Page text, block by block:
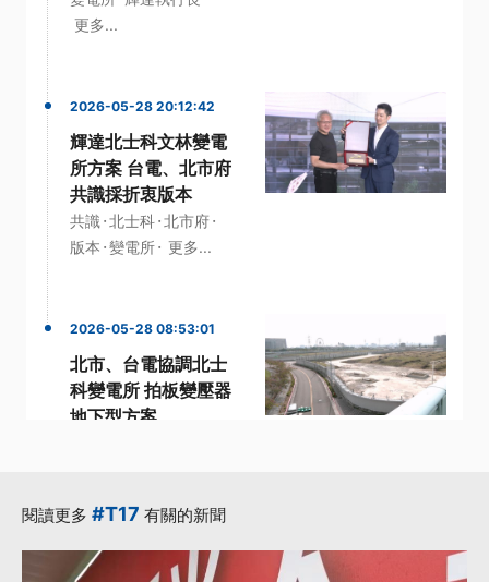
更多...
2026-05-28 20:12:42
輝達北士科文林變電
所方案 台電、北市府
共識採折衷版本
共識 ·北士科·北市府·
版本 ·變電所· 更多...
2026-05-28 08:53:01
北市、台電協調北士
科變電所 拍板變壓器
地下型方案
閱讀更多 #T17 有關的新聞